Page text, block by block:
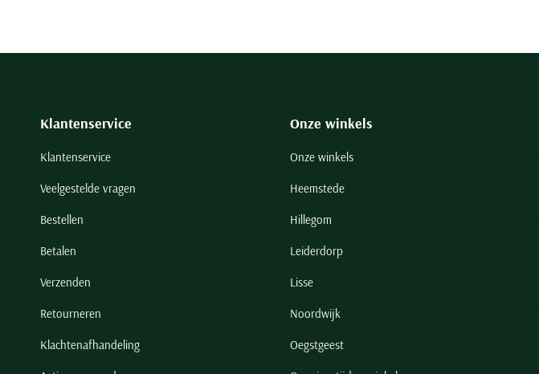
Klantenservice
Klantenservice
Veelgestelde vragen
Bestellen
Betalen
Verzenden
Retourneren
Klachtenafhandeling
Onze winkels
Onze winkels
Heemstede
Hillegom
Leiderdorp
Lisse
Noordwijk
Oegstgeest